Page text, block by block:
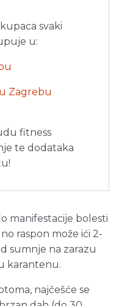
svaki
u:
Zagrebu
fitness
te dodataka
manifestacije bolesti
raspon može ići 2-
sumnje na zarazu
karantenu.
najčešće se